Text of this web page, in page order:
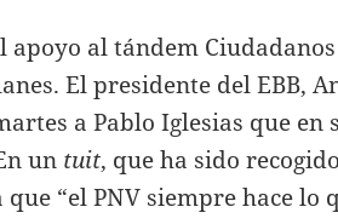
al tándem Ciudadanos
El presidente del EBB,
a Pablo Iglesias que en
un tuit, que ha sido
“el PNV siempre hace lo